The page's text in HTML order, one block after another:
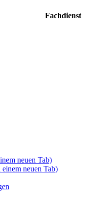
Fachdienst
neuen Tab)
neuen Tab)